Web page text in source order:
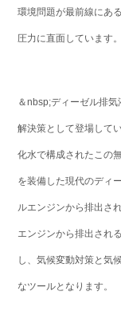
環境問題が最前線にあ
圧力に直面しています。
＆nbsp;ディーゼル排
解決策として登場して
化水で構成されたこの
を装備した現代のディ
ルエンジンから排出さ
エンジンから排出され
し、気候変動対策と気
なツールとなります。